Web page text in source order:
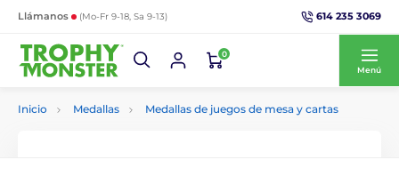
Llámanos (Mo-Fr 9-18, Sa 9-13) 614 235 3069
0
Menú
Inicio Medallas Medallas de juegos de mesa y cartas